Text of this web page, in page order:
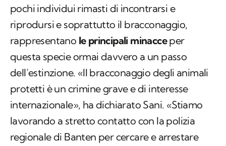
pochi individui rimasti di incontrarsi e
riprodursi e soprattutto il bracconaggio,
rappresentano le principali minacceper
questa specie ormai davvero a un passo
dell’estinzione. «Il bracconaggio degli animali
protetti è un crimine grave e di interesse
internazionale», ha dichiarato Sani. «Stiamo
lavorando a stretto contatto con la polizia
regionale di Banten per cercare e arrestare